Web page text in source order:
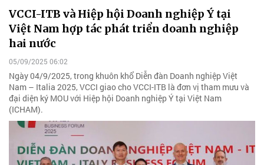
VCCI-ITB và Hiệp hội Doanh nghiệp Ý tại
Việt Nam hợp tác phát triển doanh nghiệp
hai nước
05/09/2025 06:02
Ngày 04/9/2025, trong khuôn khổ Diễn đàn Doanh nghiệp Việt
Nam – Italia 2025, VCCI giao cho VCCI-ITB là đơn vị tham mưu và
đại diện ký MOU với Hiệp hội Doanh nghiệp Ý tại Việt Nam
(ICHAM).